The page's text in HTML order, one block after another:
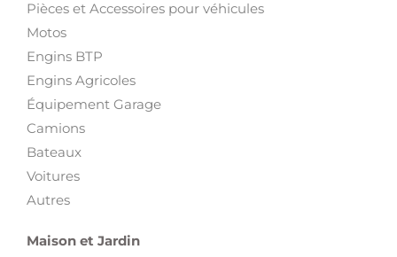
Pièces et Accessoires pour véhicules
Motos
Engins BTP
Engins Agricoles
Équipement Garage
Camions
Bateaux
Voitures
Autres
Maison et Jardin